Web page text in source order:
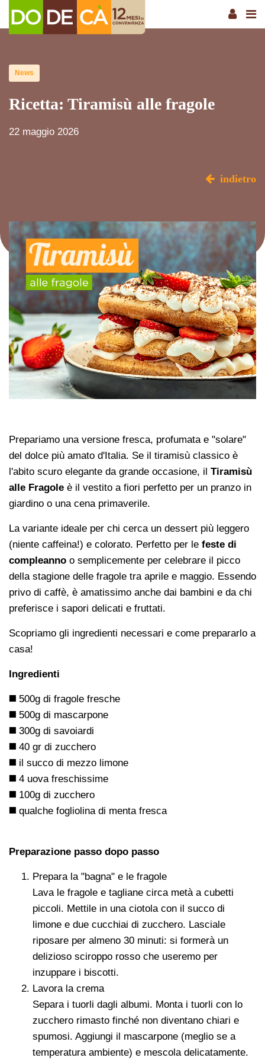
News
Ricetta: Tiramisù alle fragole
22 maggio 2026
indietro
Prepariamo una versione fresca, profumata e "solare"
del dolce più amato d'Italia. Se il tiramisù classico è
l'abito scuro elegante da grande occasione, il Tiramisù
alle Fragole è il vestito a fiori perfetto per un pranzo in
giardino o una cena primaverile.
La variante ideale per chi cerca un dessert più leggero
(niente caffeina!) e colorato. Perfetto per le feste di
compleanno o semplicemente per celebrare il picco
della stagione delle fragole tra aprile e maggio. Essendo
privo di caffè, è amatissimo anche dai bambini e da chi
preferisce i sapori delicati e fruttati.
Scopriamo gli ingredienti necessari e come prepararlo a
casa!
Ingredienti
◼️ 500g di fragole fresche
◼️ 500g di mascarpone
◼️ 300g di savoiardi
◼️ 40 gr di zucchero
◼️ il succo di mezzo limone
◼️ 4 uova freschissime
◼️ 100g di zucchero
◼️ qualche fogliolina di menta fresca
Preparazione passo dopo passo
Prepara la "bagna" e le fragole
Lava le fragole e tagliane circa metà a cubetti
piccoli. Mettile in una ciotola con il succo di
limone e due cucchiai di zucchero. Lasciale
riposare per almeno 30 minuti: si formerà un
delizioso sciroppo rosso che useremo per
inzuppare i biscotti.
Lavora la crema
Separa i tuorli dagli albumi. Monta i tuorli con lo
zucchero rimasto finché non diventano chiari e
spumosi. Aggiungi il mascarpone (meglio se a
temperatura ambiente) e mescola delicatamente.